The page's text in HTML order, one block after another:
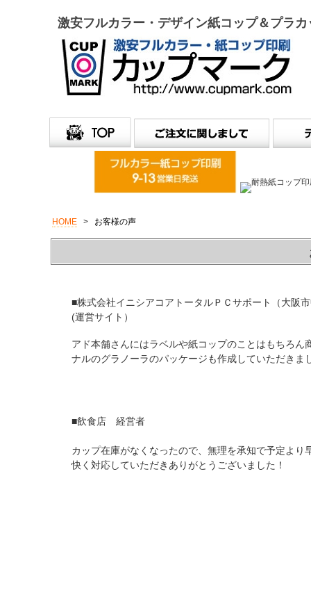
激安フルカラー・デザイン紙コップ＆プラ
HOME > お客様の声
■株式会社イニシアコアトータルＰＣサポート（大阪
(運営サイト）
アド本舗さんにはラベルや紙コップのことはもちろ
ナルのグラノーラのパッケージも作成していただきま
■飲食店 経営者
カップ在庫がなくなったので、無理を承知で予定よ
快く対応していただきありがとうございました！